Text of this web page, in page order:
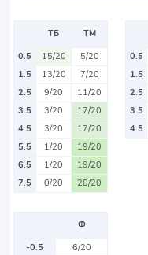
ТБ
ТМ
0.5
15/20
5/20
1.5
13/20
7/20
2.5
9/20
11/20
3.5
3/20
17/20
4.5
3/20
17/20
5.5
1/20
19/20
6.5
1/20
19/20
7.5
0/20 20/20
0.5
1.5
2.5
3.5
4.5
Ф
-0.5
6/20